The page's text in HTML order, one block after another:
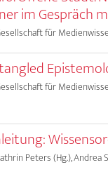
im Gespräch
für
für
Peters (Hg.), Andrea